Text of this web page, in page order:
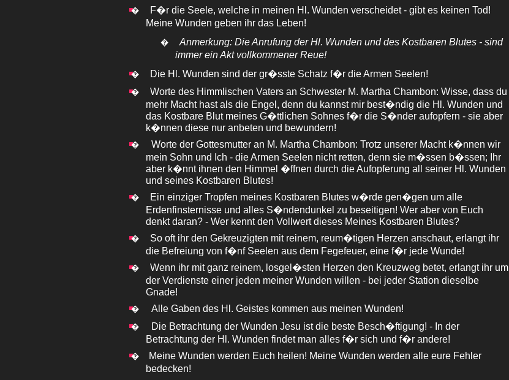
�
F�r die Seele, welche in meinen Hl. Wunden verscheidet - gibt es keinen Tod!
Meine Wunden geben ihr das Leben!
�
Anmerkung: Die Anrufung der Hl. Wunden und des Kostbaren Blutes - sind
immer ein Akt vollkommener Reue!
� Die Hl. Wunden sind der gr�sste Schatz f�r die Armen Seelen!
�
Worte des Himmlischen Vaters an Schwester M. Martha Chambon: Wisse, dass du
mehr Macht hast als die Engel, denn du kannst mir best�ndig die Hl. Wunden und
das Kostbare Blut meines G�ttlichen Sohnes f�r die S�nder aufopfern - sie aber
k�nnen diese nur anbeten und bewundern!
�
Worte der Gottesmutter an M. Martha Chambon: Trotz unserer Macht k�nnen wir
mein Sohn und Ich - die Armen Seelen nicht retten, denn sie m�ssen b�ssen; Ihr
aber k�nnt ihnen den Himmel �ffnen durch die Aufopferung all seiner Hl. Wunden
und seines Kostbaren Blutes!
�
Ein einziger Tropfen meines Kostbaren Blutes w�rde gen�gen um alle
Erdenfinsternisse und alles S�ndendunkel zu beseitigen! Wer aber von Euch
denkt daran? - Wer kennt den Vollwert dieses Meines Kostbaren Blutes?
�
So oft ihr den Gekreuzigten mit reinem, reum�tigen Herzen anschaut, erlangt ihr
die Befreiung von f�nf Seelen aus dem Fegefeuer, eine f�r jede Wunde!
�
Wenn ihr mit ganz reinem, losgel�sten Herzen den Kreuzweg betet, erlangt ihr um
der Verdienste einer jeden meiner Wunden willen - bei jeder Station dieselbe
Gnade!
� Alle Gaben des Hl. Geistes kommen aus meinen Wunden!
�
Die Betrachtung der Wunden Jesu ist die beste Besch�ftigung! - In der
Betrachtung der Hl. Wunden findet man alles f�r sich und f�r andere!
�
Meine Wunden werden Euch heilen! Meine Wunden werden alle eure Fehler
bedecken!